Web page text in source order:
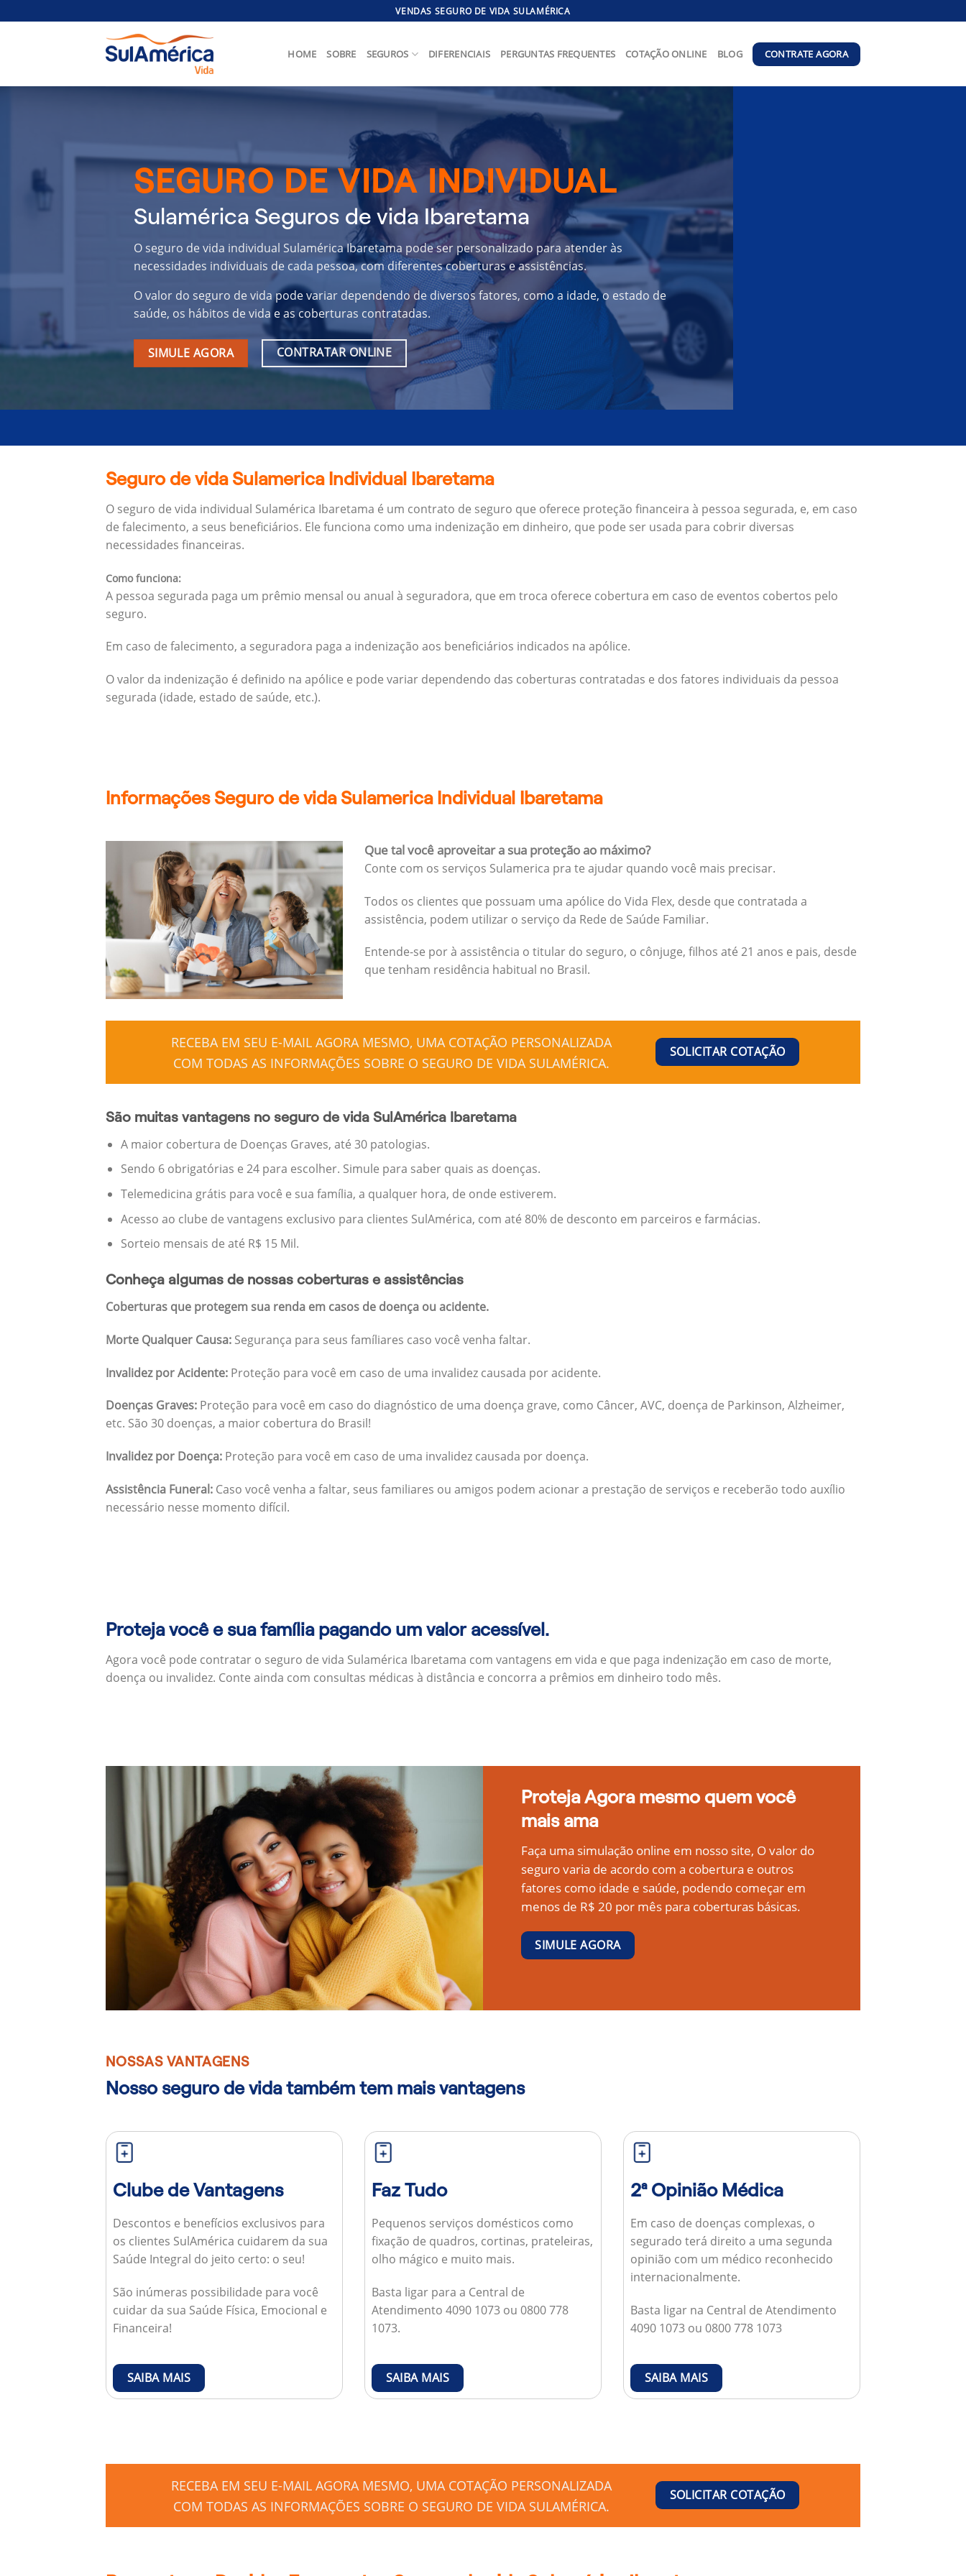
to
VENDAS SEGURO DE VIDA SULAMÉRICA
HOME SOBRE SEGUROS DIFERENCIAIS PERGUNTAS FREQUENTES COTAÇÃO ONLINE BLOG CONTRATE AGORA
SEGURO DE VIDA INDIVIDUAL
Sulamérica Seguros de vida Ibaretama
O seguro de vida individual Sulamérica Ibaretama pode ser personalizado para atender às
necessidades individuais de cada pessoa, com diferentes coberturas e assistências.
O valor do seguro de vida pode variar dependendo de diversos fatores, como a idade, o estado de
saúde, os hábitos de vida e as coberturas contratadas.
SIMULE AGORA CONTRATAR ONLINE
Seguro de vida Sulamerica Individual Ibaretama
O seguro de vida individual Sulamérica Ibaretama é um contrato de seguro que oferece proteção financeira à pessoa segurada, e, em caso
de falecimento, a seus beneficiários. Ele funciona como uma indenização em dinheiro, que pode ser usada para cobrir diversas
necessidades financeiras.
Como funciona:
A pessoa segurada paga um prêmio mensal ou anual à seguradora, que em troca oferece cobertura em caso de eventos cobertos pelo
seguro.
Em caso de falecimento, a seguradora paga a indenização aos beneficiários indicados na apólice.
O valor da indenização é definido na apólice e pode variar dependendo das coberturas contratadas e dos fatores individuais da pessoa
segurada (idade, estado de saúde, etc.).
Informações Seguro de vida Sulamerica Individual Ibaretama
Que tal você aproveitar a sua proteção ao máximo?
Conte com os serviços Sulamerica pra te ajudar quando você mais precisar.
Todos os clientes que possuam uma apólice do Vida Flex, desde que contratada a
assistência, podem utilizar o serviço da Rede de Saúde Familiar.
Entende-se por à assistência o titular do seguro, o cônjuge, filhos até 21 anos e pais, desde
que tenham residência habitual no Brasil.
RECEBA EM SEU E-MAIL AGORA MESMO, UMA COTAÇÃO PERSONALIZADA
COM TODAS AS INFORMAÇÕES SOBRE O SEGURO DE VIDA SULAMÉRICA.
SOLICITAR COTAÇÃO
São muitas vantagens no seguro de vida SulAmérica Ibaretama
A maior cobertura de Doenças Graves, até 30 patologias.
Sendo 6 obrigatórias e 24 para escolher. Simule para saber quais as doenças.
Telemedicina grátis para você e sua família, a qualquer hora, de onde estiverem.
Acesso ao clube de vantagens exclusivo para clientes SulAmérica, com até 80% de desconto em parceiros e farmácias.
Sorteio mensais de até R$ 15 Mil.
Conheça algumas de nossas coberturas e assistências
Coberturas que protegem sua renda em casos de doença ou acidente.
Morte Qualquer Causa: Segurança para seus famíliares caso você venha faltar.
Invalidez por Acidente: Proteção para você em caso de uma invalidez causada por acidente.
Doenças Graves: Proteção para você em caso do diagnóstico de uma doença grave, como Câncer, AVC, doença de Parkinson, Alzheimer,
etc. São 30 doenças, a maior cobertura do Brasil!
Invalidez por Doença: Proteção para você em caso de uma invalidez causada por doença.
Assistência Funeral: Caso você venha a faltar, seus familiares ou amigos podem acionar a prestação de serviços e receberão todo auxílio
necessário nesse momento difícil.
Proteja você e sua família pagando um valor acessível.
Agora você pode contratar o seguro de vida Sulamérica Ibaretama com vantagens em vida e que paga indenização em caso de morte,
doença ou invalidez. Conte ainda com consultas médicas à distância e concorra a prêmios em dinheiro todo mês.
Proteja Agora mesmo quem você
mais ama
Faça uma simulação online em nosso site, O valor do
seguro varia de acordo com a cobertura e outros
fatores como idade e saúde, podendo começar em
menos de R$ 20 por mês para coberturas básicas.
SIMULE AGORA
NOSSAS VANTAGENS
Nosso seguro de vida também tem mais vantagens
Clube de Vantagens
Descontos e benefícios exclusivos para
os clientes SulAmérica cuidarem da sua
Saúde Integral do jeito certo: o seu!
São inúmeras possibilidade para você
cuidar da sua Saúde Física, Emocional e
Financeira!
SAIBA MAIS
Faz Tudo
Pequenos serviços domésticos como
fixação de quadros, cortinas, prateleiras,
olho mágico e muito mais.
Basta ligar para a Central de
Atendimento 4090 1073 ou 0800 778
1073.
SAIBA MAIS
2ª Opinião Médica
Em caso de doenças complexas, o
segurado terá direito a uma segunda
opinião com um médico reconhecido
internacionalmente.
Basta ligar na Central de Atendimento
4090 1073 ou 0800 778 1073
SAIBA MAIS
RECEBA EM SEU E-MAIL AGORA MESMO, UMA COTAÇÃO PERSONALIZADA
COM TODAS AS INFORMAÇÕES SOBRE O SEGURO DE VIDA SULAMÉRICA.
SOLICITAR COTAÇÃO